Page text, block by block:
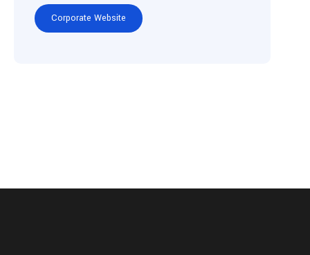
Corporate Website